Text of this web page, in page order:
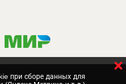
при сборе данных для